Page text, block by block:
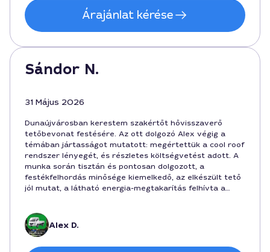
Árajánlat kérése
Sándor N.
31 Május 2026
Dunaújvárosban kerestem szakértőt hővisszaverő
tetőbevonat festésére. Az ott dolgozó Alex végig a
témában jártasságot mutatott: megértettük a cool roof
rendszer lényegét, és részletes költségvetést adott. A
munka során tisztán és pontosan dolgozott, a
festékfelhordás minősége kiemelkedő, az elkészült tető
jól mutat, a látható energia-megtakarítás felhívta a
35000 forintért vállalta a végső érintéseket is,
találkoztunk a vártnál kedvezőbb árral.
Alex D.